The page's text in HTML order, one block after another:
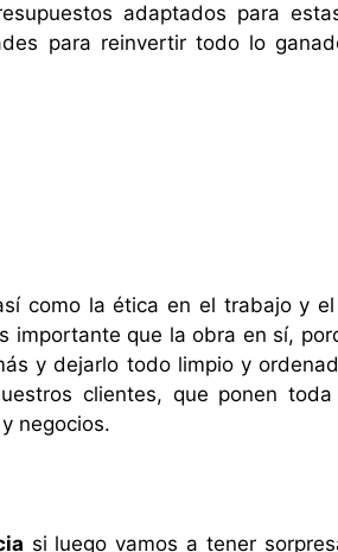
adaptados para
para reinvertir todo lo
como la ética en el trabajo y
importante que la obra en sí,
y dejarlo todo limpio y
clientes, que ponen
negocios.
si luego vamos a tener